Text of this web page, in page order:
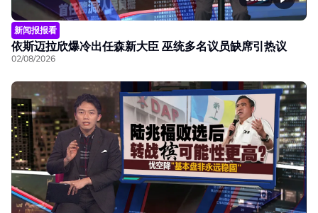
新闻报报看
依斯迈拉欣爆冷出任森新大臣 巫统多名议员缺席引热议
02/08/2026